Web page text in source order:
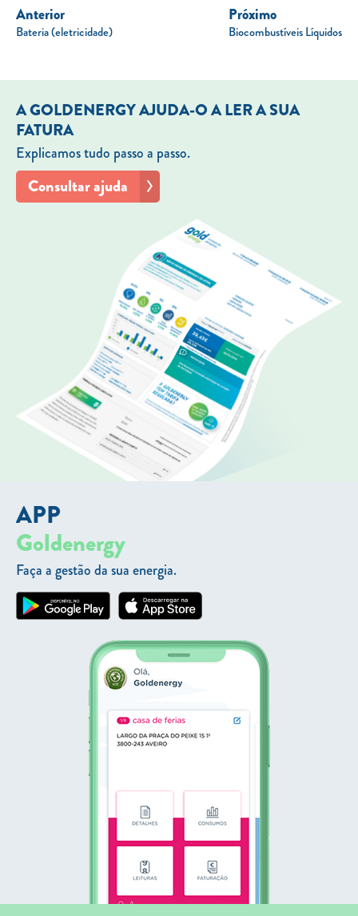
Anterior
Bateria (eletricidade)
Próximo
Biocombustíveis Líquidos
A GOLDENERGY AJUDA-O A LER A SUA
FATURA
Explicamos tudo passo a passo.
Consultar ajuda
APP
Goldenergy
Faça a gestão da sua energia.